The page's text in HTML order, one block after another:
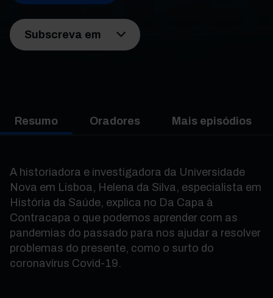
Subscreva em
Resumo Oradores Mais episódios
A historiadora e investigadora da Universidade
Nova em Lisboa, Helena da Silva, especialista em
História da Saúde, explica no Da Capa à
Contracapa o que podemos aprender com as
pandemias do passado para nos ajudar a resolver
problemas do presente, como o surto do
coronavírus Covid-19.